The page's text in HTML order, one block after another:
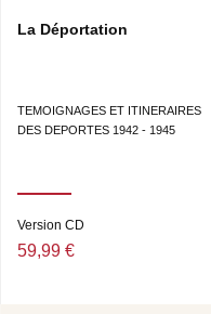
La Déportation
TEMOIGNAGES ET ITINERAIRES
DES DEPORTES 1942 - 1945
Version CD
59,99 €